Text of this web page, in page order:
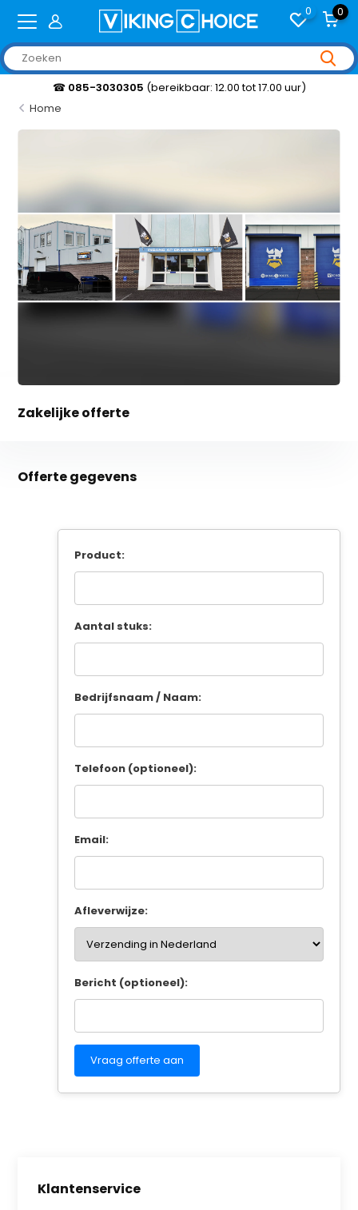
0 0
☎ 085-3030305 (bereikbaar: 12.00 tot 17.00 uur)
Home
Klantenservice
Zakelijke offerte
Offerte gegevens
Product:
Aantal stuks:
Bedrijfsnaam / Naam:
Telefoon (optioneel):
Email:
Afleverwijze:
Bericht (optioneel):